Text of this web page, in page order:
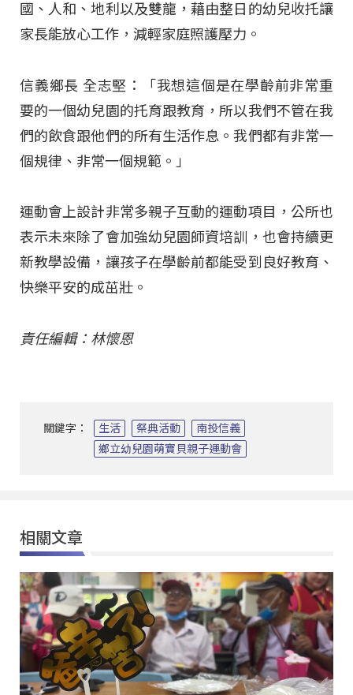
國、人和、地利以及雙龍，藉由整日的幼兒收托讓
家長能放心工作，減輕家庭照護壓力。
信義鄉長 全志堅：「我想這個是在學齡前非常重
要的一個幼兒園的托育跟教育，所以我們不管在我
們的飲食跟他們的所有生活作息。我們都有非常一
個規律、非常一個規範。」
運動會上設計非常多親子互動的運動項目，公所也
表示未來除了會加強幼兒園師資培訓，也會持續更
新教學設備，讓孩子在學齡前都能受到良好教育、
快樂平安的成茁壯。
責任編輯：林懷恩
關鍵字： 生活 祭典活動
南投信義
鄉立幼兒園萌寶貝親子運動會
相關文章